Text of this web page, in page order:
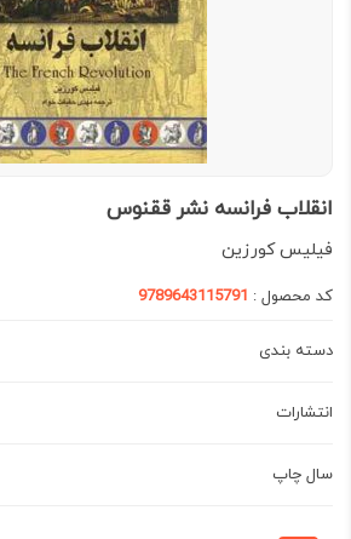
انقلاب فرانسه نشر ققنوس
فیلیس کورزین
کد محصول : 9789643115791
دسته بندی
انتشارات
سال چاپ